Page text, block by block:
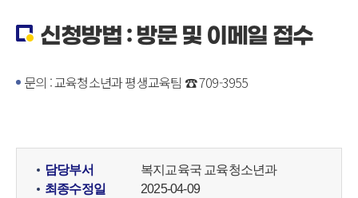
신청방법 : 방문 및 이메일 접수
문의 : 교육청소년과 평생교육팀 ☎ 709-3955
담당부서
복지교육국 교육청소년과
최종수정일
2025-04-09